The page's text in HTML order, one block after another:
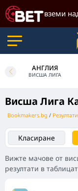
вземи
АНГЛИЯ
ВИСША ЛИГА
Висша Лига
Bookmakers.bg Резултати
Класиране
Вижте мачове от
резултати в